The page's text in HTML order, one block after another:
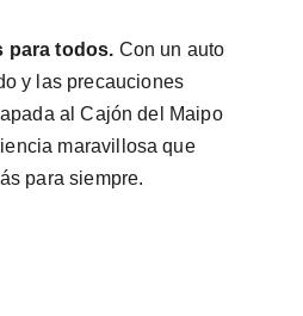
para todos. Con un auto
y las precauciones
al Cajón del Maipo
maravillosa que
para siempre.